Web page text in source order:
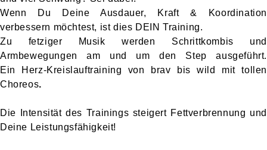
Wenn Du Deine Ausdauer, Kraft & Koordination
verbessern möchtest, ist dies DEIN Training.
Zu fetziger Musik werden Schrittkombis und
Armbewegungen am und um den Step ausgeführt.
Ein Herz-Kreislauftraining von brav bis wild mit tollen
Choreos.
Die Intensität des Trainings steigert Fettverbrennung und
Deine Leistungsfähigkeit!